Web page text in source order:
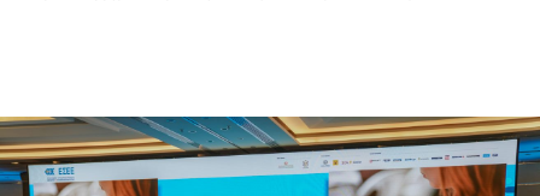
ΚΑΙΝΟΤΟΜΙΑ ΠΡΟΪΟΝΤΩΝ